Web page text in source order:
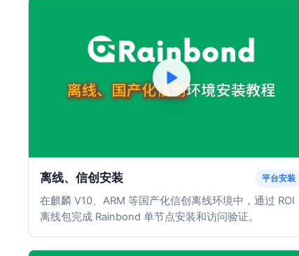
离线、信创安装 平台安装
在麒麟 V10、ARM 等国产化信创离线环境中，通过 ROI
离线包完成 Rainbond 单节点安装和访问验证。